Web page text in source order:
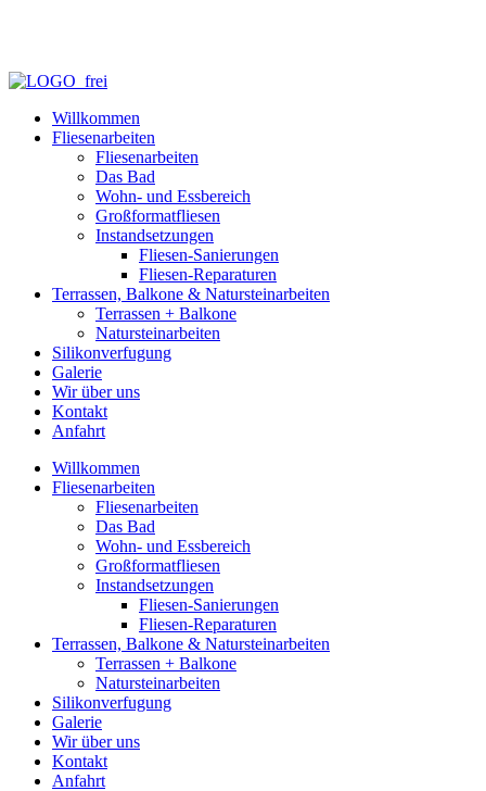
Willkommen
Fliesenarbeiten
Fliesenarbeiten
Das Bad
Wohn- und Essbereich
Großformatfliesen
Instandsetzungen
Fliesen-Sanierungen
Fliesen-Reparaturen
Terrassen, Balkone & Natursteinarbeiten
Terrassen + Balkone
Natursteinarbeiten
Silikonverfugung
Galerie
Wir über uns
Kontakt
Anfahrt
Willkommen
Fliesenarbeiten
Fliesenarbeiten
Das Bad
Wohn- und Essbereich
Großformatfliesen
Instandsetzungen
Fliesen-Sanierungen
Fliesen-Reparaturen
Terrassen, Balkone & Natursteinarbeiten
Terrassen + Balkone
Natursteinarbeiten
Silikonverfugung
Galerie
Wir über uns
Kontakt
Anfahrt